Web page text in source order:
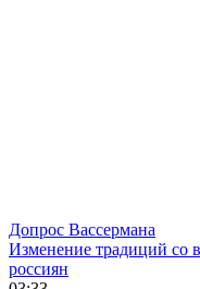
Допрос Вассермана
Изменение традиций со
россиян